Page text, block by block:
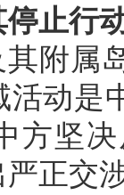
止行
附属
活动是
方坚
正交